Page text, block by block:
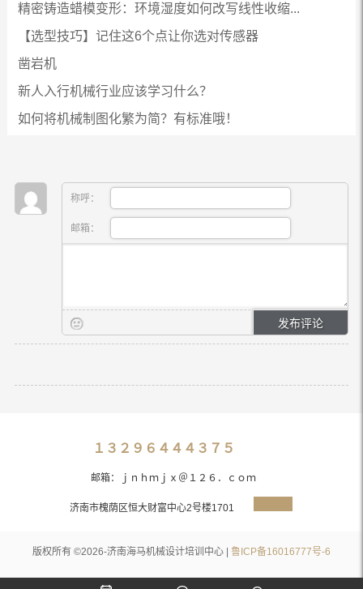
精密铸造蜡模变形：环境湿度如何改写线性收缩...
【选型技巧】记住这6个点让你选对传感器
凿岩机
新人入行机械行业应该学习什么？
如何将机械制图化繁为简？有标准哦！
称呼：
邮箱：
１３２９６４４４３７５
邮箱：ｊｎｈｍｊｘ＠１２６．ｃｏｍ
济南市槐荫区恒大财富中心2号楼1701
版权所有 ©2026-济南海马机械设计培训中心 | 鲁ICP备16016777号-6